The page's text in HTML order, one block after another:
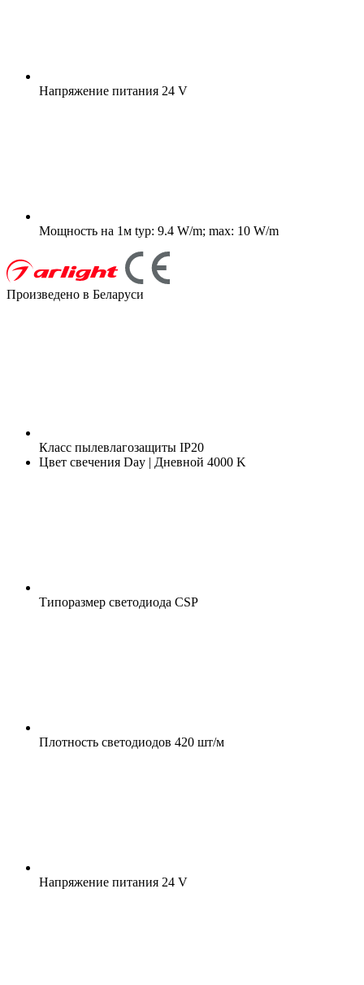
Напряжение питания 24 V
Мощность на 1м typ: 9.4 W/m; max: 10 W/m
Произведено в Беларуси
Класс пылевлагозащиты IP20
Цвет свечения Day | Дневной 4000 K
Типоразмер светодиода CSP
Плотность светодиодов 420 шт/м
Напряжение питания 24 V